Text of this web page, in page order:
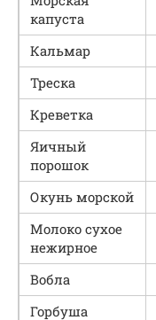
капуста
Кальмар
Треска
Креветка
Яичный
порошок
Окунь морской
Молоко сухое
нежирное
Вобла
Горбуша